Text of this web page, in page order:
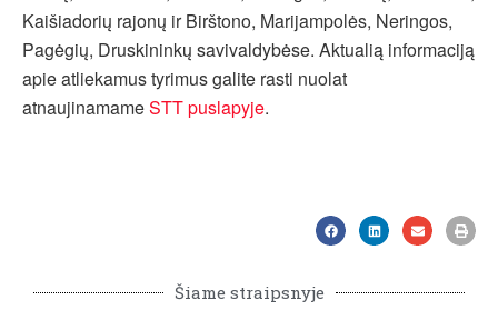
Kaišiadorių rajonų ir Birštono, Marijampolės, Neringos,
Pagėgių, Druskininkų savivaldybėse. Aktualią informaciją
apie atliekamus tyrimus galite rasti nuolat
atnaujinamameSTT puslapyje.
Šiame straipsnyje